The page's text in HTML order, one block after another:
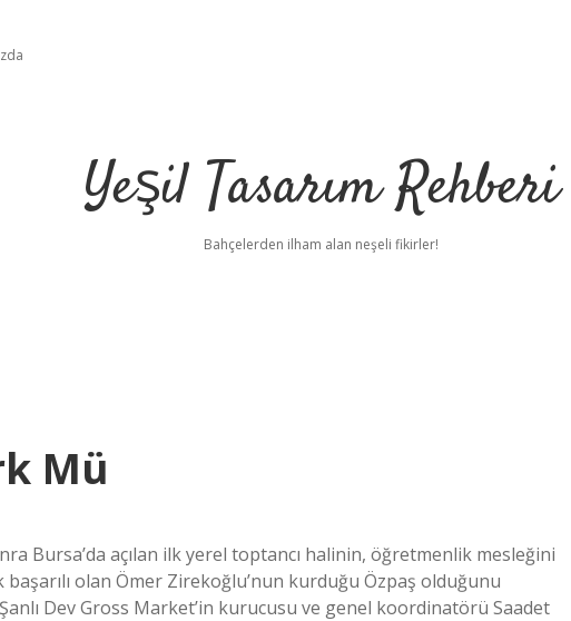
Yeşil Tasarım Rehberi
Bahçelerden ilham alan neşeli fikirler!
Mü
Bursa’da açılan ilk yerel toptancı halinin, öğretmenlik mesleğini
başarılı olan Ömer Zirekoğlu’nun kurduğu Özpaş olduğunu
Dev Gross Market’in kurucusu ve genel koordinatörü Saadet